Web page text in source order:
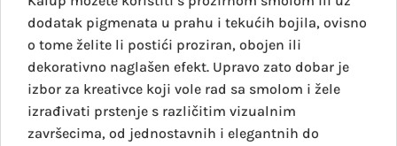
dodatak pigmenata u prahu i tekućih bojila, ovisno
o tome želite li postići proziran, obojen ili
dekorativno naglašen efekt. Upravo zato dobar je
izbor za kreativce koji vole rad sa smolom i žele
izrađivati prstenje s različitim vizualnim
završecima, od jednostavnih i elegantnih do